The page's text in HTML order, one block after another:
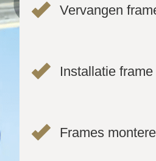
Vervangen
Installatie frame
Frames